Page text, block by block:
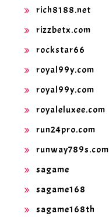
rich8188.net
rizzbetx.com
rockstar66
royal99y.com
royal99y.com
royaleluxee.com
run24pro.com
runway789s.com
sagame
sagame168
sagame168th